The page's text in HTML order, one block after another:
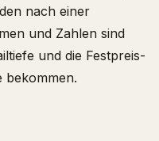
nach einer
und Zahlen sind
und die Festpreis-
bekommen.